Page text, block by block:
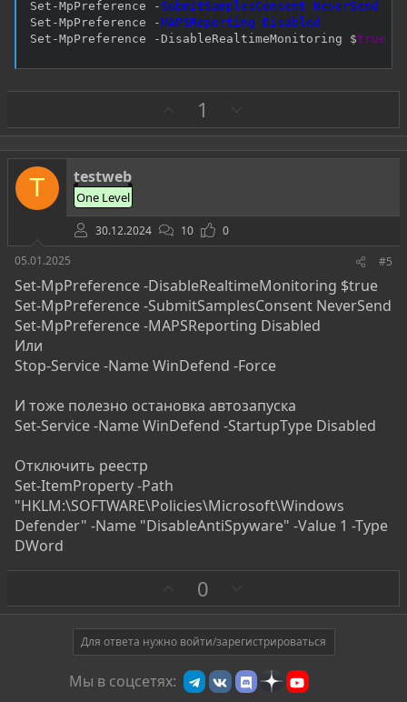
Set -MpPreference - SubmitSamplesConsent NeverSend
Set -MpPreference -MAPSReporting Disabled
Set -MpPreference - DisableRealtimeMonitoring $true
а
1
р
о
T testweb
One Level
30.12.2024 10
0
05.01.2025
#5
Set-MpPreference -DisableRealtimeMonitoring $true
Set-MpPreference -SubmitSamplesConsent NeverSend
Set-MpPreference -MAPSReporting Disabled
Или
Stop-Service -Name WinDefend -Force
И тоже полезно остановка автозапуска
Set-Service -Name WinDefend -StartupType Disabled
Отключить реестр
Set-ItemProperty -Path
"HKLM:\SOFTWARE\Policies\Microsoft\Windows
Defender" -Name "DisableAntiSpyware" -Value 1 -Type
DWord
а
0
р
о
т
и
в
Для ответа нужно войти/зарегистрироваться
Мы в соцсетях: